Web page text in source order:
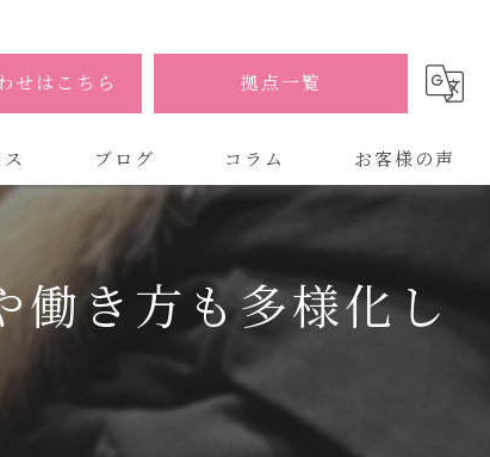
せはこちら 拠点一覧
東京 渋谷オフィス
南森町オフィス
ブログ コラム お客様の声
働き方も多様化し